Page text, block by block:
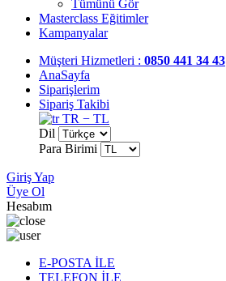
Tümünü Gör
Masterclass Eğitimler
Kampanyalar
Müşteri Hizmetleri : 0850 441 34 43
AnaSayfa
Siparişlerim
Sipariş Takibi
TR − TL
Dil
Para Birimi
Giriş Yap
Üye Ol
Hesabım
E-POSTA İLE
TELEFON İLE